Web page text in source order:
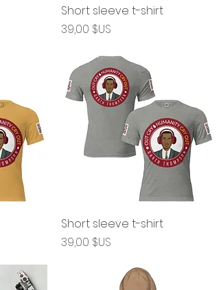
Aperçu rapide
Short sleeve t-shirt
Prix
39,00 $US
Aperçu rapide
Short sleeve t-shirt
Prix
39,00 $US